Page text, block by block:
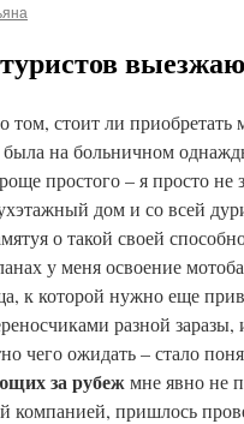
том, стоит ли
на больничном
простого – я просто не
дом и со всей
о такой своей
у меня освоение
к которой нужно еще
разной
чего ожидать – стало
за рубежмне явно не
компанией, пришлось